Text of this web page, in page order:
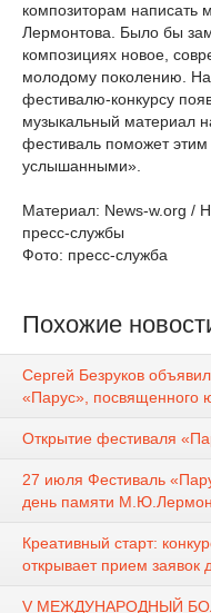
композиторам написать
Лермонтова. Было бы
композициях новое,
молодому поколению.
фестивалю-конкурсу
музыкальный материал
фестиваль поможет
услышанными».
Материал: News-w.org /
пресс-службы
Фото: пресс-служба
Похожие
Сергей Безруков
«Парус», посвященного
Открытие фестиваля
27 июля Фестиваль
день памяти
Креативный старт:
открывает прием заявок
V МЕЖДУНАРОДНЫЙ